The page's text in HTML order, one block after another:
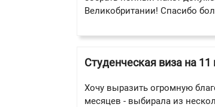
Великобритании! Спасибо
Студенческая виза на
Хочу выразить огромную
месяцев - выбирала из